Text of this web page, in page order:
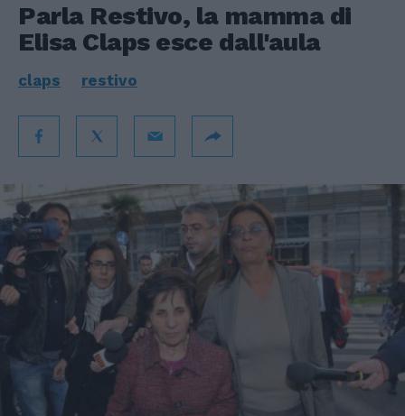
Parla Restivo, la mamma di
Elisa Claps esce dall'aula
claps restivo